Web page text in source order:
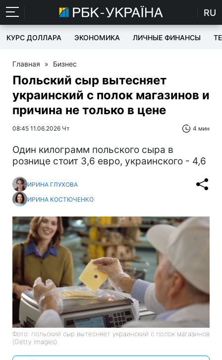
RU
КУРС ДОЛЛАРА ЭКОНОМИКА ЛИЧНЫЕ ФИНАНСЫ
Главная » Бизнес
Польский сыр вытесняет
украинский с полок магазинов и
причина не только в цене
08:45 11.06.2026 Чт 4 мин
Один килограмм польского сыра в
рознице стоит 3,6 евро, украинского - 4,6
ИРИНА ГЛУХОВА
ИРИНА КОСТЮЧЕНКО
Фото: польский сыр вытесняет украинский с полок магазинов
(Getty Images)